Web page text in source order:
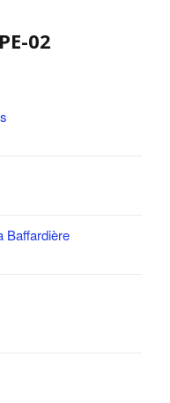
02
Baffardière